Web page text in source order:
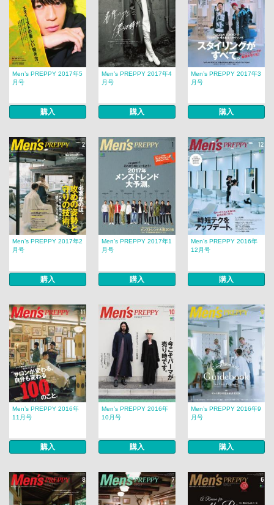
Men’s PREPPY 2017年5
月号
購入
Men’s PREPPY 2017年4
月号
購入
Men’s PREPPY 2017年3
月号
購入
Men’s PREPPY 2017年2
月号
購入
Men’s PREPPY 2017年1
月号
購入
Men’s PREPPY 2016年
12月号
購入
Men’s PREPPY 2016年
11月号
購入
Men’s PREPPY 2016年
10月号
購入
Men’s PREPPY 2016年9
月号
購入